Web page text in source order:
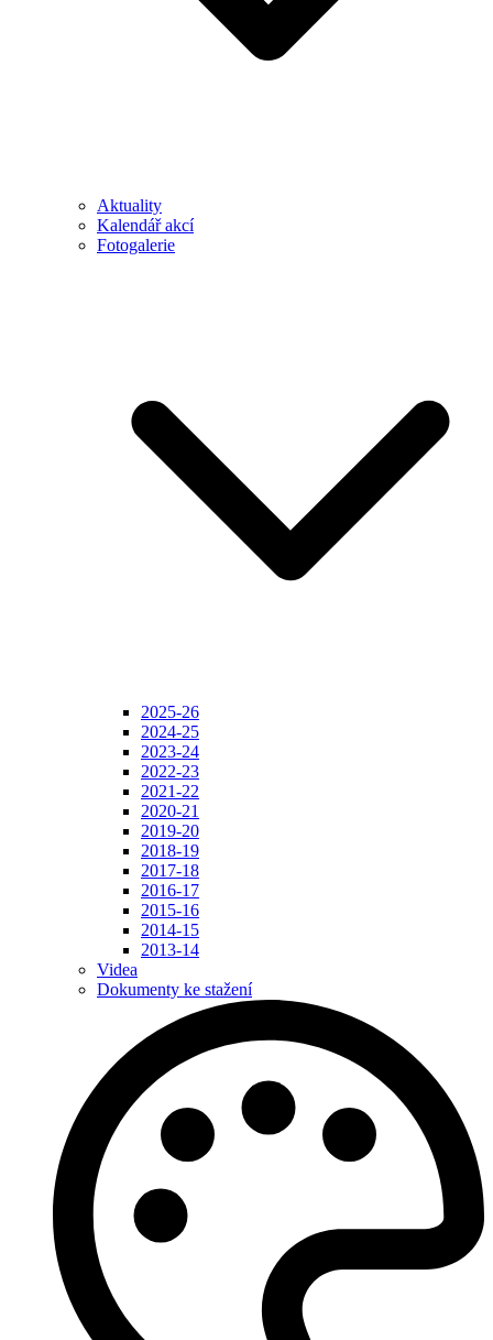
Aktuality
Kalendář akcí
Fotogalerie
2025-26
2024-25
2023-24
2022-23
2021-22
2020-21
2019-20
2018-19
2017-18
2016-17
2015-16
2014-15
2013-14
Videa
Dokumenty ke stažení